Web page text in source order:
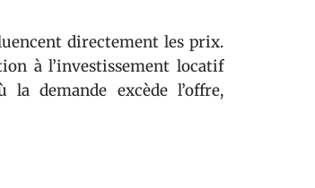
directement les prix.
à l’investissement locatif
la demande excède l’offre,